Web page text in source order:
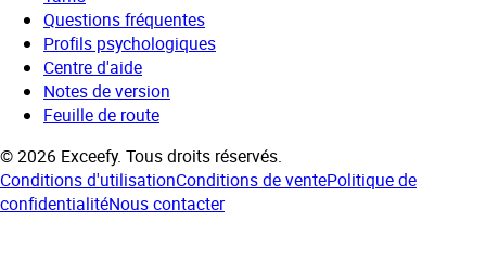
Questions fréquentes
Profils psychologiques
Centre d'aide
Notes de version
Feuille de route
©2026 Exceefy. Tous droits réservés.
Conditions d'utilisationConditions de ventePolitique de
confidentialitéNous contacter